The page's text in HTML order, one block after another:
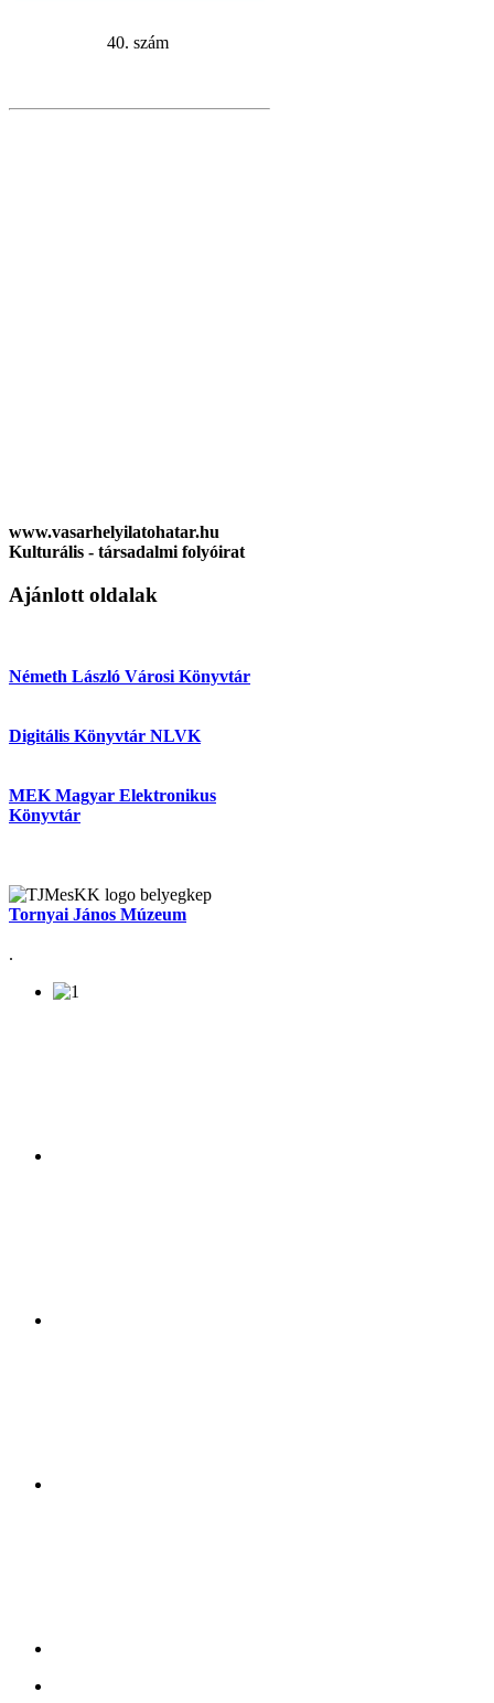
40. szám
www.vasarhelyilatohatar.hu
Kulturális - társadalmi folyóirat
Ajánlott oldalak
Németh László Városi Könyvtár
Digitális Könyvtár NLVK
MEK Magyar Elektronikus
Könyvtár
Tornyai János Múzeum
.